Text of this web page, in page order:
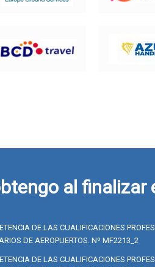
al finalizar
DE LAS CUALIFICACIONES
DE AEROPUERTOS. Nº MF2213_2
DE LAS CUALIFICACIONES